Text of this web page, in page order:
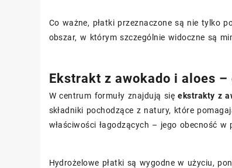
Co ważne, płatki przeznaczone są nie tylko
obszar, w którym szczególnie widoczne są
Ekstrakt z awokado i aloes
W centrum formuły znajdują sięekstrakty z
składniki pochodzące z natury, które
właściwości łagodzących – jego obecność
Hydrożelowe płatki są wygodne w użyciu,